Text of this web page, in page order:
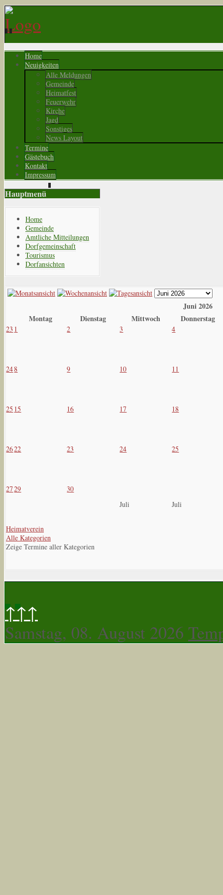
Home
Neuigkeiten
Alle Meldungen
Gemeinde
Heimatfest
Feuerwehr
Kirche
Jagd
Sonstiges
News Layout
Termine
Gästebuch
Kontakt
Impressum
Hauptmenü
Home
Gemeinde
Amtliche Mitteilungen
Dorfgemeinschaft
Tourismus
Dorfansichten
Juni 2026
Montag
Dienstag Mittwoch Donnerstag
23 1 2 3 4
248 9 10 11
25 15 16 17 18
2622 23 24 25
2729
30
Juli
Juli
Heimatverein
Alle Kategorien
Zeige Termine aller Kategorien
↑↑↑
Samstag, 08. August 2026